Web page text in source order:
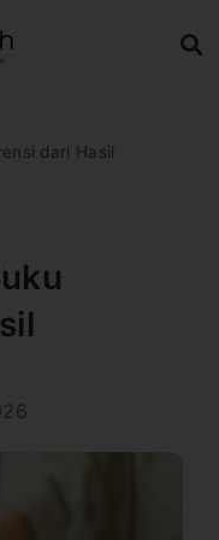
dari Hasil